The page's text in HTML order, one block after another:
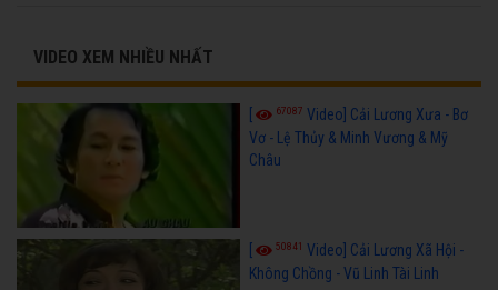
VIDEO XEM NHIỀU NHẤT
[ 67087 Video] Cải Lương Xưa - Bơ
Vơ - Lệ Thủy & Minh Vương & Mỹ
Châu
50841
Video] Cải Lương Xã Hội -
Không Chồng - Vũ Linh Tài Linh